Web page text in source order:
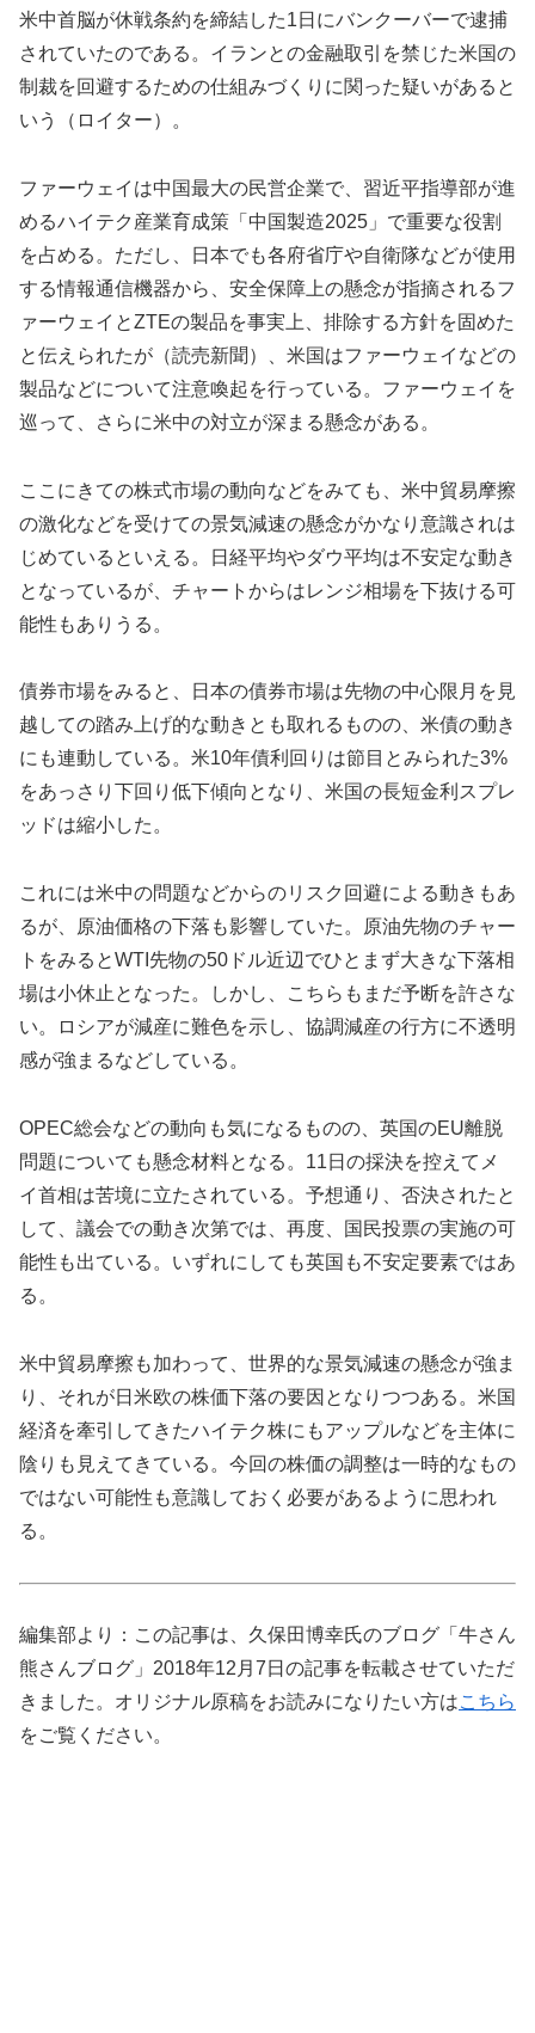
米中首脳が休戦条約を締結した1日にバンクーバーで逮捕
されていたのである。イランとの金融取引を禁じた米国の
制裁を回避するための仕組みづくりに関った疑いがあると
いう（ロイター）。
ファーウェイは中国最大の民営企業で、習近平指導部が進
めるハイテク産業育成策「中国製造2025」で重要な役割
を占める。ただし、日本でも各府省庁や自衛隊などが使用
する情報通信機器から、安全保障上の懸念が指摘されるフ
ァーウェイとZTEの製品を事実上、排除する方針を固めた
と伝えられたが（読売新聞）、米国はファーウェイなどの
製品などについて注意喚起を行っている。ファーウェイを
巡って、さらに米中の対立が深まる懸念がある。
ここにきての株式市場の動向などをみても、米中貿易摩擦
の激化などを受けての景気減速の懸念がかなり意識されは
じめているといえる。日経平均やダウ平均は不安定な動き
となっているが、チャートからはレンジ相場を下抜ける可
能性もありうる。
債券市場をみると、日本の債券市場は先物の中心限月を見
越しての踏み上げ的な動きとも取れるものの、米債の動き
にも連動している。米10年債利回りは節目とみられた3%
をあっさり下回り低下傾向となり、米国の長短金利スプレ
ッドは縮小した。
これには米中の問題などからのリスク回避による動きもあ
るが、原油価格の下落も影響していた。原油先物のチャー
トをみるとWTI先物の50ドル近辺でひとまず大きな下落相
場は小休止となった。しかし、こちらもまだ予断を許さな
い。ロシアが減産に難色を示し、協調減産の行方に不透明
感が強まるなどしている。
OPEC総会などの動向も気になるものの、英国のEU離脱
問題についても懸念材料となる。11日の採決を控えてメ
イ首相は苦境に立たされている。予想通り、否決されたと
して、議会での動き次第では、再度、国民投票の実施の可
能性も出ている。いずれにしても英国も不安定要素ではあ
る。
米中貿易摩擦も加わって、世界的な景気減速の懸念が強ま
り、それが日米欧の株価下落の要因となりつつある。米国
経済を牽引してきたハイテク株にもアップルなどを主体に
陰りも見えてきている。今回の株価の調整は一時的なもの
ではない可能性も意識しておく必要があるように思われ
る。
編集部より：この記事は、久保田博幸氏のブログ「牛さん
熊さんブログ」2018年12月7日の記事を転載させていただ
きました。オリジナル原稿をお読みになりたい方はこちら
をご覧ください。